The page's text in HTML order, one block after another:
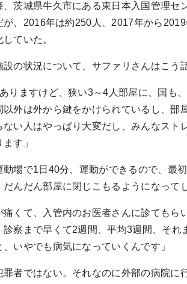
、茨城県牛久市にある東日本入国管理セ
が、2016年は約250人、2017年から
ていた。
設の状況について、サファリさんはこう
ありますけど、狭い3～4人部屋に、国も
以外は外から鍵をかけられているし、部
ない人はやっぱり大変だし、みんなスト
す」
動場で1日40分、運動ができるので、最
だんだん部屋に閉じこもるようになって
痛くて、入管内のお医者さんに診てもら
診察まで早くて2週間、平均3週間、それ
いやでも病気になっていくんです」
罪者ではない。それなのに外部の病院に